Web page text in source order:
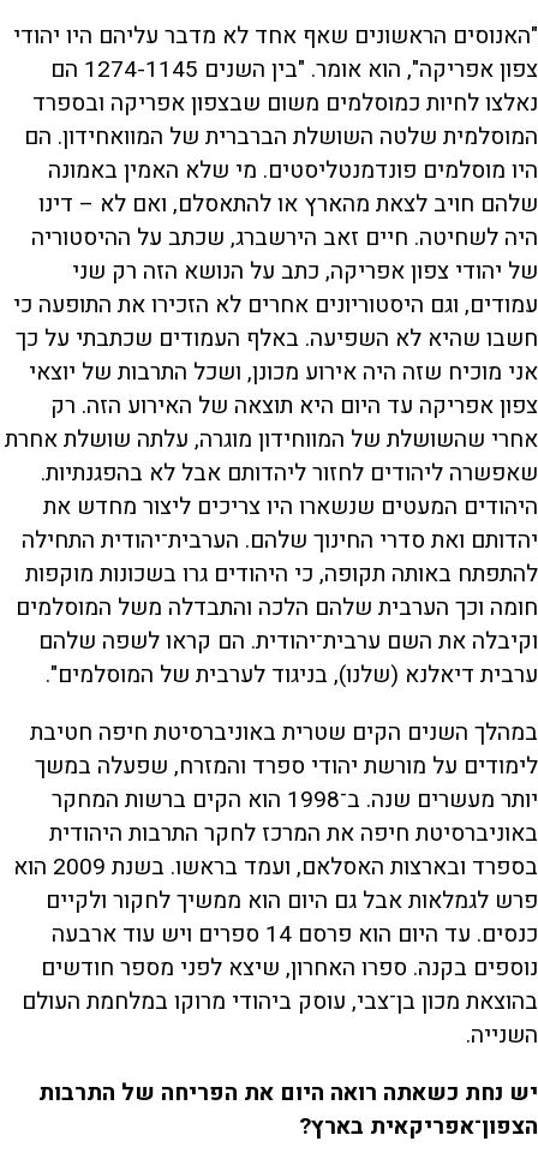
"האנוסים הראשונים שאף אחד לא מדבר עליהם היו יהודי
צפון אפריקה", הוא אומר. "בין השנים 1274-1145 הם
נאלצו לחיות כמוסלמים משום שבצפון אפריקה ובספרד
המוסלמית שלטה השושלת הברברית של המוואחידון. הם
היו מוסלמים פונדמנטליסטים. מי שלא האמין באמונה
שלהם חויב לצאת מהארץ או להתאסלם, ואם לא – דינו
היה לשחיטה. חיים זאב הירשברג, שכתב על ההיסטוריה
של יהודי צפון אפריקה, כתב על הנושא הזה רק שני
עמודים, וגם היסטוריונים אחרים לא הזכירו את התופעה כי
חשבו שהיא לא השפיעה. באלף העמודים שכתבתי על כך
אני מוכיח שזה היה אירוע מכונן, ושכל התרבות של יוצאי
צפון אפריקה עד היום היא תוצאה של האירוע הזה. רק
אחרי שהשושלת של המווחידון מוגרה, עלתה שושלת אחרת
שאפשרה ליהודים לחזור ליהדותם אבל לא בהפגנתיות.
היהודים המעטים שנשארו היו צריכים ליצור מחדש את
יהדותם ואת סדרי החינוך שלהם. הערבית־יהודית התחילה
להתפתח באותה תקופה, כי היהודים גרו בשכונות מוקפות
חומה וכך הערבית שלהם הלכה והתבדלה משל המוסלמים
וקיבלה את השם ערבית־יהודית. הם קראו לשפה שלהם
ערבית דיאלנא (שלנו), בניגוד לערבית של המוסלמים".
במהלך השנים הקים שטרית באוניברסיטת חיפה חטיבת
לימודים על מורשת יהודי ספרד והמזרח, שפעלה במשך
יותר מעשרים שנה. ב־1998 הוא הקים ברשות המחקר
באוניברסיטת חיפה את המרכז לחקר התרבות היהודית
בספרד ובארצות האסלאם, ועמד בראשו. בשנת 2009 הוא
פרש לגמלאות אבל גם היום הוא ממשיך לחקור ולקיים
כנסים. עד היום הוא פרסם 14 ספרים ויש עוד ארבעה
נוספים בקנה. ספרו האחרון, שיצא לפני מספר חודשים
בהוצאת מכון בן־צבי, עוסק ביהודי מרוקו במלחמת העולם
השנייה.
יש נחת כשאתה רואה היום את הפריחה של התרבות
הצפון־אפריקאית בארץ?